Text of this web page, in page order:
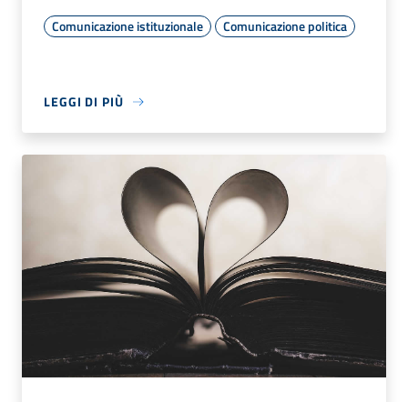
Comunicazione istituzionale Comunicazione politica
LEGGI DI PIÙ